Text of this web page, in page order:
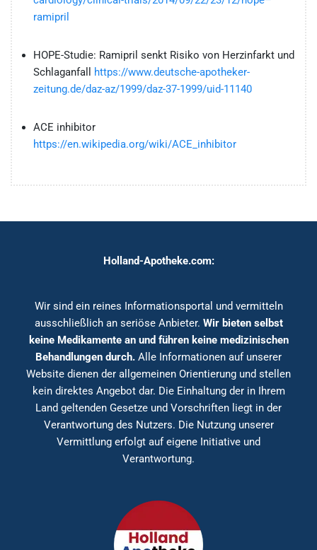
ramipril
HOPE-Studie: Ramipril senkt Risiko von Herzinfarkt und
Schlaganfall
https://www.deutsche-apotheker-
zeitung.de/daz-az/1999/daz-37-1999/uid-11140
ACE inhibitor
https://en.wikipedia.org/wiki/ACE_inhibitor
Holland-Apotheke.com:
Wir sind ein reines Informationsportal und vermitteln
ausschließlich an seriöse Anbieter. Wir bieten selbst
keine Medikamente an und führen keine medizinischen
Behandlungen durch. Alle Informationen auf unserer
Website dienen der allgemeinen Orientierung und stellen
kein direktes Angebot dar. Die Einhaltung der in Ihrem
Land geltenden Gesetze und Vorschriften liegt in der
Verantwortung des Nutzers. Die Nutzung unserer
Vermittlung erfolgt auf eigene Initiative und
Verantwortung.